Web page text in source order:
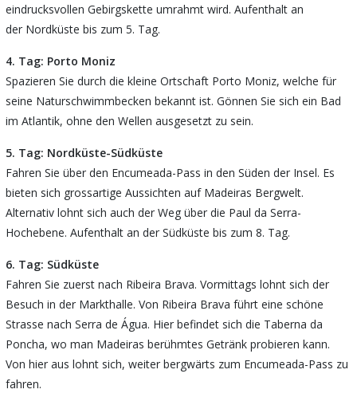
eindrucksvollen Gebirgskette umrahmt wird. Aufenthalt an
der Nordküste bis zum 5. Tag.
4. Tag: Porto Moniz
Spazieren Sie durch die kleine Ortschaft Porto Moniz, welche für
seine Naturschwimmbecken bekannt ist. Gönnen Sie sich ein Bad
im Atlantik, ohne den Wellen ausgesetzt zu sein.
5. Tag: Nordküste-Südküste
Fahren Sie über den Encumeada-Pass in den Süden der Insel. Es
bieten sich grossartige Aussichten auf Madeiras Bergwelt.
Alternativ lohnt sich auch der Weg über die Paul da Serra-
Hochebene. Aufenthalt an der Südküste bis zum 8. Tag.
6. Tag: Südküste
Fahren Sie zuerst nach Ribeira Brava. Vormittags lohnt sich der
Besuch in der Markthalle. Von Ribeira Brava führt eine schöne
Strasse nach Serra de Água. Hier befindet sich die Taberna da
Poncha, wo man Madeiras berühmtes Getränk probieren kann.
Von hier aus lohnt sich, weiter bergwärts zum Encumeada-Pass zu
fahren.